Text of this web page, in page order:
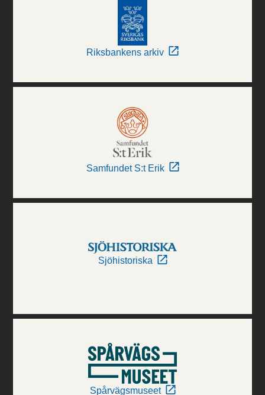
Riksbankens arkiv
Samfundet S:t Erik
Sjöhistoriska
Spårvägsmuseet